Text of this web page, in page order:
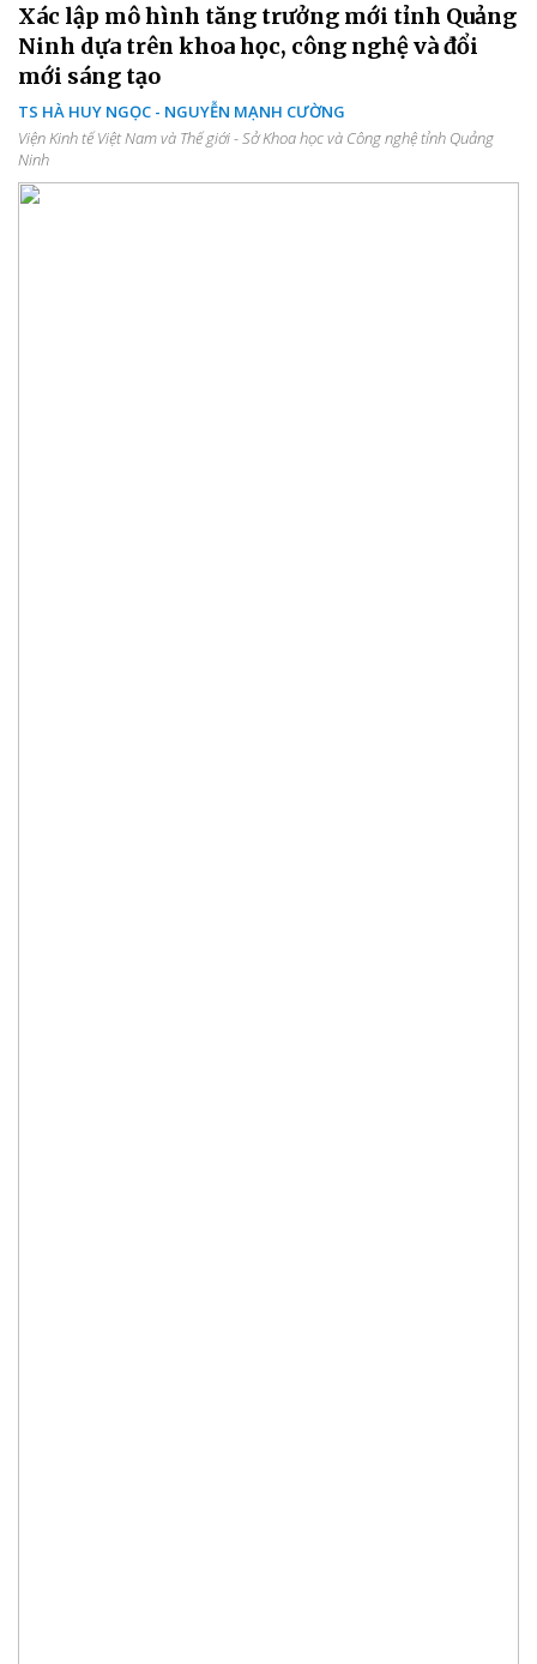
Xác lập mô hình tăng trưởng mới tỉnh Quảng
Ninh dựa trên khoa học, công nghệ và đổi
mới sáng tạo
TS HÀ HUY NGỌC - NGUYỄN MẠNH CƯỜNG
Viện Kinh tế Việt Nam và Thế giới - Sở Khoa học và Công nghệ tỉnh Quảng
Ninh